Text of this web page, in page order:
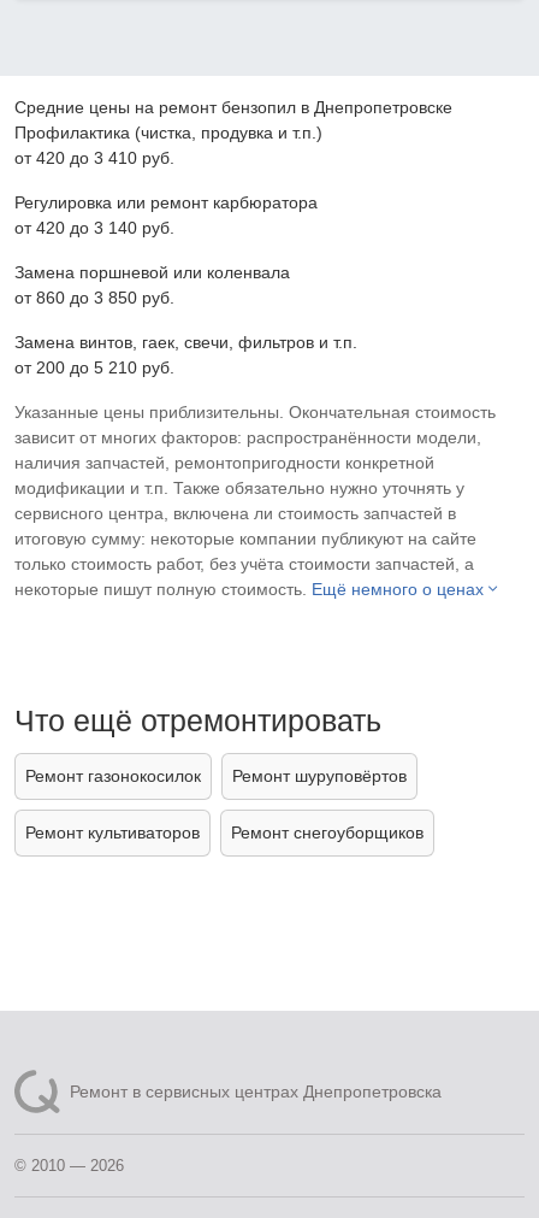
Средние цены на ремонт бензопил в Днепропетровске
Профилактика (чистка, продувка и т.п.)
от 420 до 3 410 pyб.
Регулировка или ремонт карбюратора
от 420 до 3 140 pyб.
Замена поршневой или коленвала
от 860 до 3 850 pyб.
Замена винтов, гаек, свечи, фильтров и т.п.
от 200 до 5 210 pyб.
Указанные цены приблизительны. Окончательная стоимость
зависит от многих факторов: распространённости модели,
наличия запчастей, ремонтопригодности конкретной
модификации и т.п. Также обязательно нужно уточнять у
сервисного центра, включена ли стоимость запчастей в
итоговую сумму: некоторые компании публикуют на сайте
только стоимость работ, без учёта стоимости запчастей, а
некоторые пишут полную стоимость. Ещё немного о ценах
Что ещё отремонтировать
Ремонт газонокосилок Ремонт шуруповёртов
Ремонт культиваторов Ремонт снегоуборщиков
Ремонт в сервисных центрах Днепропетровска
© 2010 — 2026